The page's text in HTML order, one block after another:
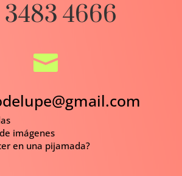
3483 4666

imágenes
en una pijamada?